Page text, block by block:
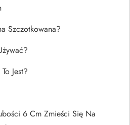
Szczotkowana?
Jest?
6 Cm Zmieści Się Na